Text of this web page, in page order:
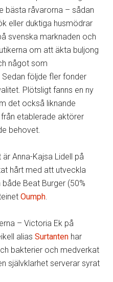
bästa råvarorna – sådan
eller duktiga husmödrar
svenska marknaden och
om att äkta buljong
något som
följde fler fonder
Plötsligt fanns en ny
det också liknande
etablerade aktörer
behovet.
Anna-Kajsa Lidell på
hårt med att utveckla
Beat Burger (50%
Oumph.
– Victoria Ek på
aliasSurtanten har
bakterier och medverkat
självklarhet serverar syrat